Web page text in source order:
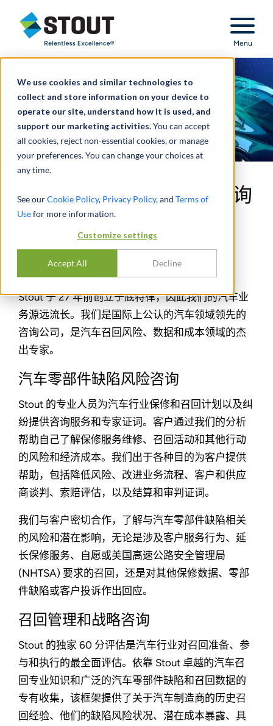
We use cookies and similar technologies to
collect and store information on your device to
operate our site, understand how it is used, and
support our marketing activities.You can accept
all cookies, reject non-essential cookies, or manage
your preferences. You can change your choices at
any time.
See ourCookie Policy, Privacy Policy, and Terms of
Usefor more information.
Customize settings
Accept All Decline
Stout Relentless Excellence
Menu
汽车零部件缺陷和召回咨询
联系我们
Stout 于 27 年前创立于底特律，因此我们的汽车业
务源远流长。我们是国际上公认的汽车领域领先的
咨询公司，是汽车召回风险、数据和成本领域的杰
出专家。
汽车零部件缺陷风险咨询
Stout 的专业人员为汽车行业保修和召回计划以及纠
纷提供咨询服务和专家证词。客户通过我们的分析
帮助自己了解保修服务维修、召回活动和其他行动
的风险和经济成本。我们出于各种目的为客户提供
帮助，包括降低风险、改进业务流程、客户和供应
商谈判、索赔评估，以及结算和审判证词。
我们与客户密切合作，了解与汽车零部件缺陷相关
的风险和潜在影响，无论是涉及客户服务行为、延
长保修服务、自愿或美国高速公路安全管理局
(NHTSA) 要求的召回，还是对其他保修数据、零部
件缺陷或客户投诉作出回应。
召回管理和战略咨询
Stout 的独家 60 分评估是汽车行业对召回准备、参
与和执行的最全面评估。依靠 Stout 卓越的汽车召
回专业知识和广泛的汽车零部件缺陷和召回数据的
专有收集，该框架提供了关于汽车制造商的历史召
回经验、他们的缺陷风险状况、潜在成本暴露、具